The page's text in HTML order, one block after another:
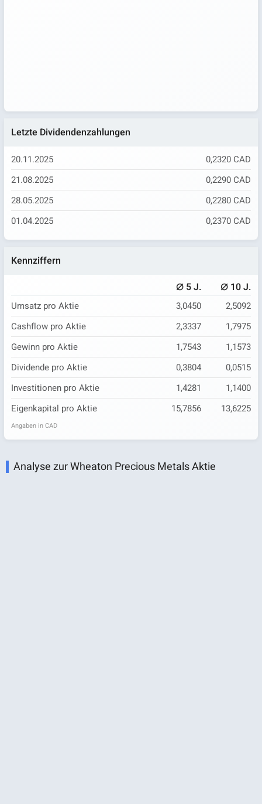
Letzte Dividendenzahlungen
20.11.2025
0,2320 CAD
21.08.2025
0,2290 CAD
28.05.2025
0,2280 CAD
01.04.2025
0,2370 CAD
Kennziffern
⌀ 5 J. ⌀ 10 J.
Umsatz pro Aktie 3,0450
2,5092
Cashflow pro Aktie
2,3337
1,7975
Gewinn pro Aktie
1,7543
1,1573
Dividende pro Aktie
0,3804
0,0515
Investitionen pro Aktie
1,4281
1,1400
Eigenkapital pro Aktie
15,7856 13,6225
Angaben in CAD
Analyse zur Wheaton Precious Metals Aktie